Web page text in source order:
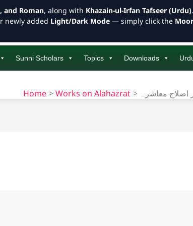
Sunni Scholars Topics Downloads
Home Works on Alahazrat اصلاح معاشرہ
and Roman, along with Khazain-ul-Irfan Tafseer (Urdu)
newly added Light/Dark Mode — simply click the